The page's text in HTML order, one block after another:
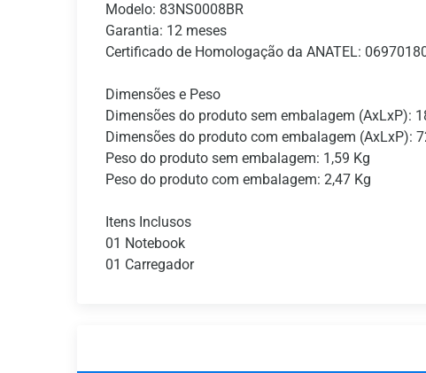
Modelo: 83NS0008BR
Garantia: 12 meses
Certificado de Homologação da ANATEL:
Dimensões e Peso
Dimensões do produto sem embalagem (AxLxP):
Dimensões do produto com embalagem (AxLxP):
Peso do produto sem embalagem: 1,59 Kg
Peso do produto com embalagem: 2,47 Kg
Itens Inclusos
01 Notebook
01 Carregador